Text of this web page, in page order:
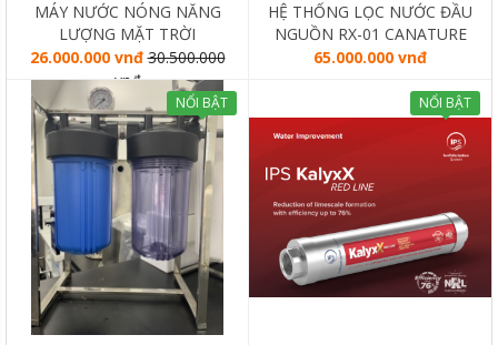
MÁY NƯỚC NÓNG NĂNG
LƯỢNG MẶT TRỜI
SOLAHART SUNHEAT 150L
26.000.000 vnđ 30.500.000
vnđ
HỆ THỐNG LỌC NƯỚC ĐẦU
NGUỒN RX-01 CANATURE
65.000.000 vnđ
NỔI BẬT NỔI BẬT